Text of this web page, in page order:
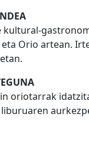
kultural-
Orio artean.
oriotarrak
liburuaren